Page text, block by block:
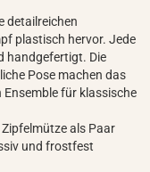
detailreichen
plastisch hervor. Jede
handgefertigt. Die
Pose machen das
für klassische
als Paar
und frostfest